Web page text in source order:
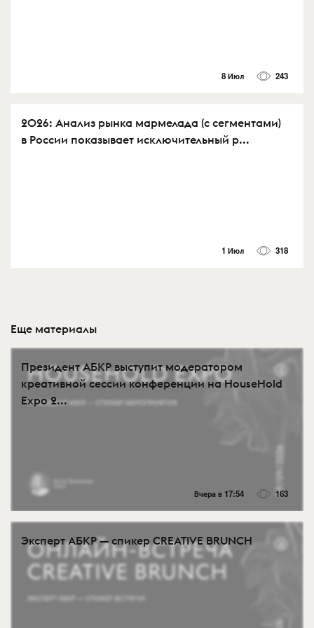
8 Июл 243
2026: Анализ рынка мармелада (с сегментами)
в России показывает исключительный р...
1 Июл 318
Еще материалы
Президент АБКР выступит модератором
креативной сессии конференции на HouseHold
Expo 2...
Вчера в 17:54 163
Эксперт АБКР — спикер CREATIVE BRUNCH